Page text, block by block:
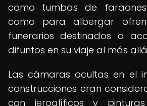
como tumbas de
como para albergar
funerarios destinados a
difuntos en su viaje al más
Las cámaras ocultas en el
construcciones eran
con jeroglíficos y